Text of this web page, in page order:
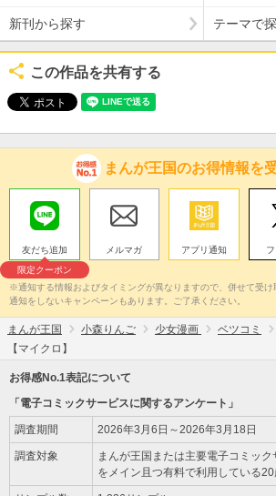
新刊から探す テーマで
この作品を共有する
まんが王国のお得情報を
友だち追加
限定クーポン
メルマガ アプリ通知
※通知する情報およびタイミングが異なりますので、併せて受
通知をしないキャンペーンもあります。ご了承ください。
まんが王国 小森りんご 少女漫画 ベツコミ
【マイクロ】
お得感No.1表記について
「電子コミックサービスに関するアンケート」
調査期間 2026年3月6日～2026年3月18日
調査対象
まんが王国または主要電子コミッ
をメイン且つ有料で利用している